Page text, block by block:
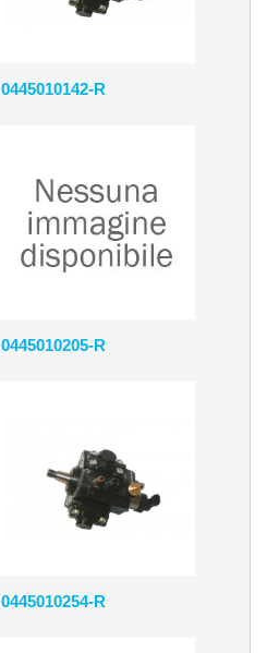
0445010142-R
0445010205-R
0445010254-R